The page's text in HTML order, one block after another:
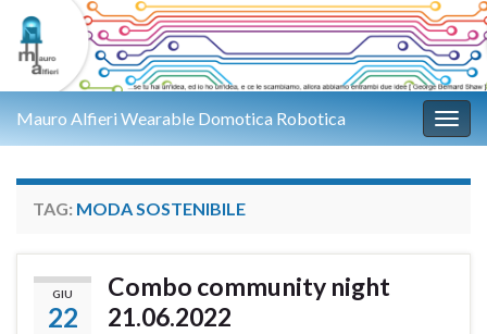
Mauro Alfieri Wearable Domotica Robotica
TAG: MODA SOSTENIBILE
GIU
22
Combo community night
21.06.2022